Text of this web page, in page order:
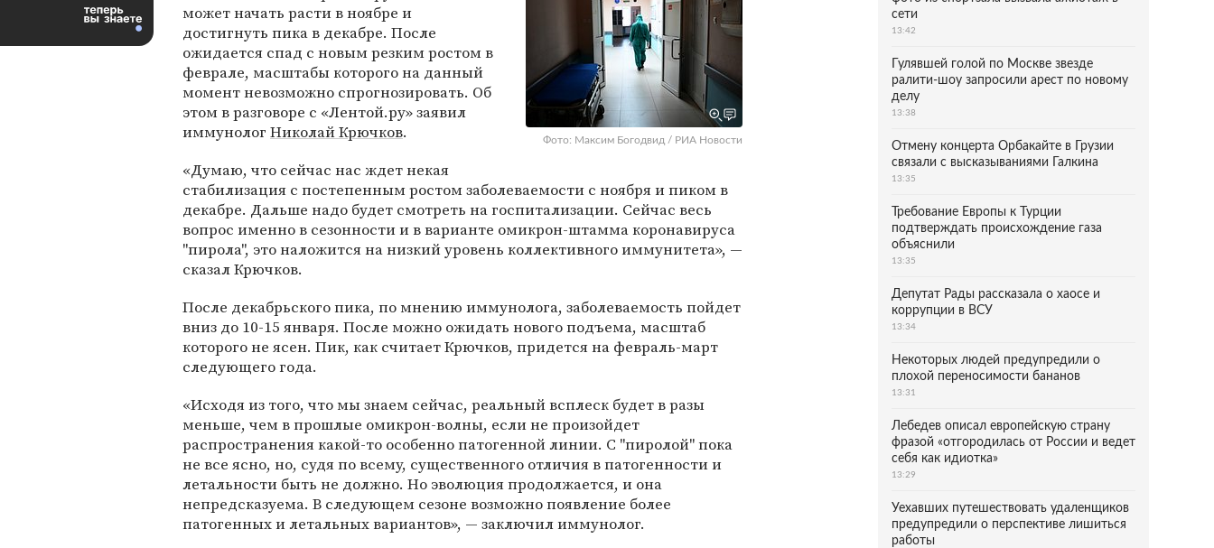
Фото: Максим Богодвид / РИА Новости
может начать расти в ноябре и
достигнуть пика в декабре. После
ожидается спад с новым резким ростом в
феврале, масштабы которого на данный
момент невозможно спрогнозировать. Об
этом в разговоре с «Лентой.ру» заявил
иммунолог Николай Крючков.
«Думаю, что сейчас нас ждет некая
стабилизация с постепенным ростом заболеваемости с ноября и пиком в
декабре. Дальше надо будет смотреть на госпитализации. Сейчас весь
вопрос именно в сезонности и в варианте омикрон-штамма коронавируса
"пирола", это наложится на низкий уровень коллективного иммунитета», —
сказал Крючков.
После декабрьского пика, по мнению иммунолога, заболеваемость пойдет
вниз до 10-15 января. После можно ожидать нового подъема, масштаб
которого не ясен. Пик, как считает Крючков, придется на февраль-март
следующего года.
«Исходя из того, что мы знаем сейчас, реальный всплеск будет в разы
меньше, чем в прошлые омикрон-волны, если не произойдет
распространения какой-то особенно патогенной линии. С "пиролой" пока
не все ясно, но, судя по всему, существенного отличия в патогенности и
летальности быть не должно. Но эволюция продолжается, и она
непредсказуема. В следующем сезоне возможно появление более
патогенных и летальных вариантов», — заключил иммунолог.
сети
13:42
Гулявшей голой по Москве звезде
ралити-шоу запросили арест по новому
делу
13:38
Отмену концерта Орбакайте в Грузии
связали с высказываниями Галкина
13:35
Требование Европы к Турции
подтверждать происхождение газа
объяснили
13:35
Депутат Рады рассказала о хаосе и
коррупции в ВСУ
13:34
Некоторых людей предупредили о
плохой переносимости бананов
13:31
Лебедев описал европейскую страну
фразой «отгородилась от России и ведет
себя как идиотка»
13:29
Уехавших путешествовать удаленщиков
предупредили о перспективе лишиться
работы